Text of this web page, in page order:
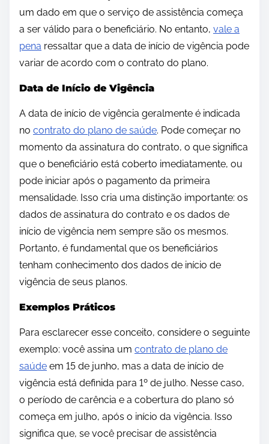
um dado em que o serviço de assistência começa
a ser válido para o beneficiário. No entanto, vale a
pena ressaltar que a data de início de vigência pode
variar de acordo com o contrato do plano.
Data de Início de Vigência
A data de início de vigência geralmente é indicada
no contrato do plano de saúde. Pode começar no
momento da assinatura do contrato, o que significa
que o beneficiário está coberto imediatamente, ou
pode iniciar após o pagamento da primeira
mensalidade. Isso cria uma distinção importante: os
dados de assinatura do contrato e os dados de
início de vigência nem sempre são os mesmos.
Portanto, é fundamental que os beneficiários
tenham conhecimento dos dados de início de
vigência de seus planos.
Exemplos Práticos
Para esclarecer esse conceito, considere o seguinte
exemplo: você assina um contrato de plano de
saúde em 15 de junho, mas a data de início de
vigência está definida para 1º de julho. Nesse caso,
o período de carência e a cobertura do plano só
começa em julho, após o início da vigência. Isso
significa que, se você precisar de assistência